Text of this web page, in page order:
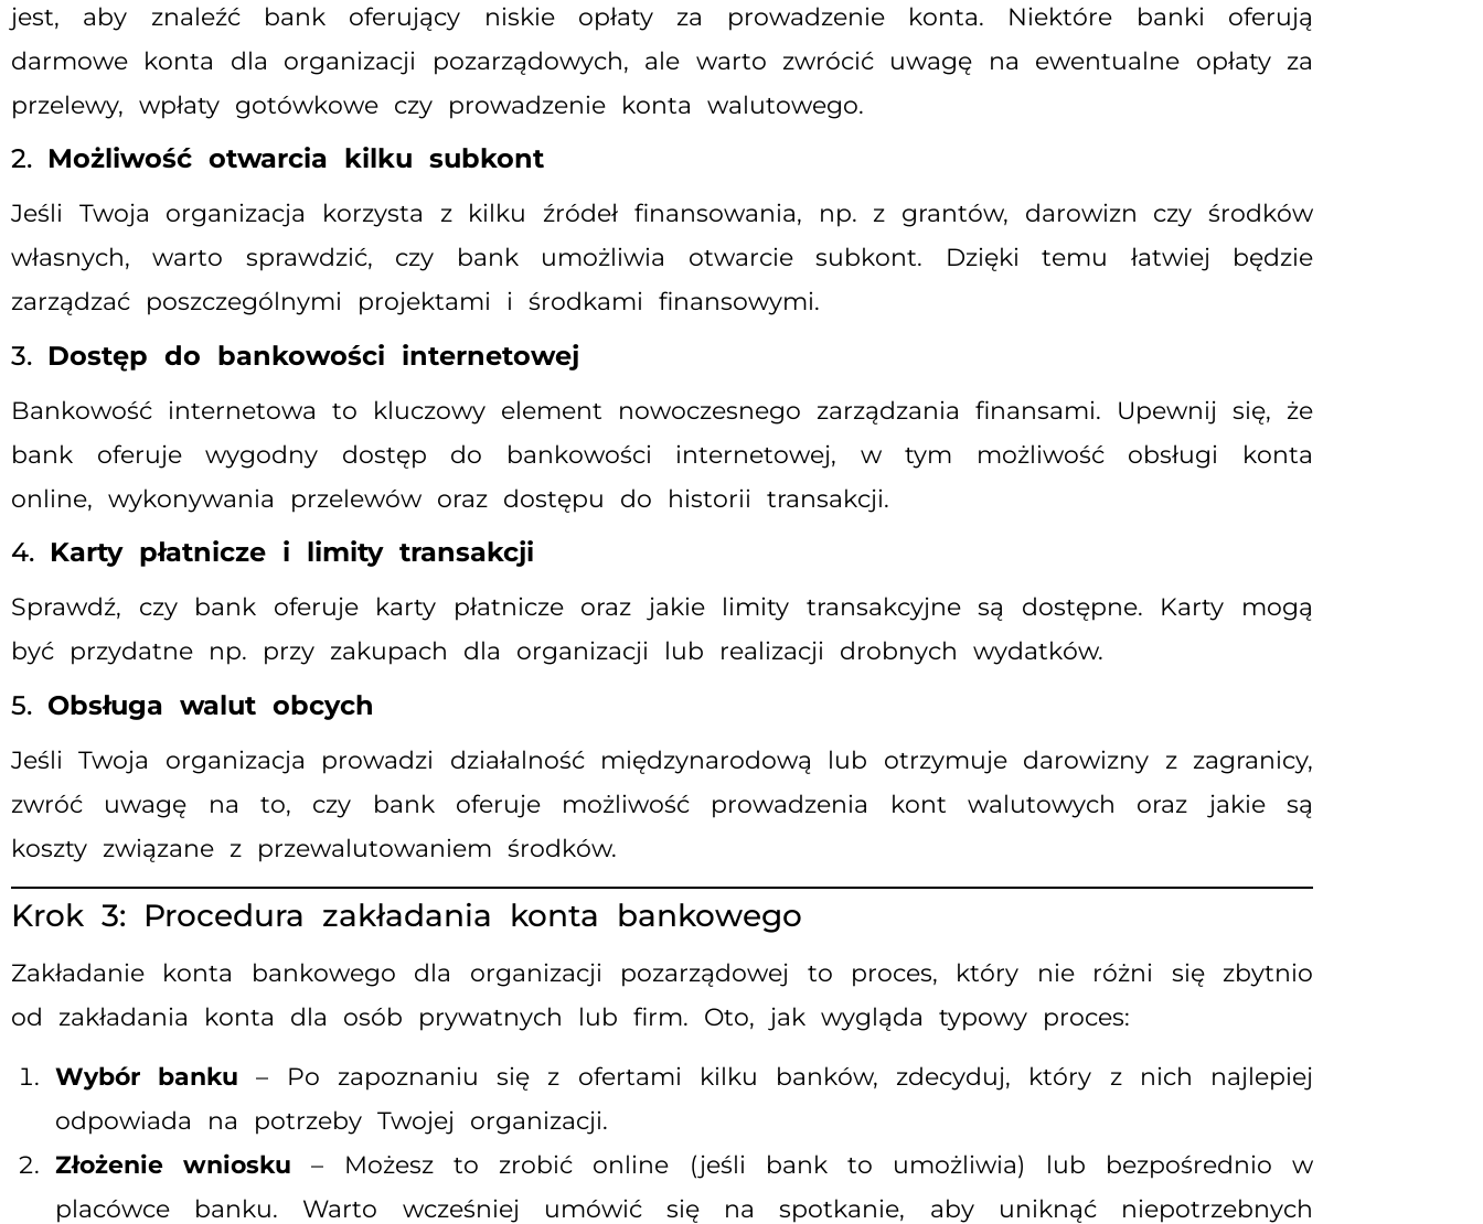
jest, aby znaleźć bank oferujący niskie opłaty za prowadzenie konta. Niektóre banki oferują
darmowe konta dla organizacji pozarządowych, ale warto zwrócić uwagę na ewentualne opłaty za
przelewy, wpłaty gotówkowe czy prowadzenie konta walutowego.
2. Możliwość otwarcia kilku subkont
Jeśli Twoja organizacja korzysta z kilku źródeł finansowania, np. z grantów, darowizn czy środków
własnych, warto sprawdzić, czy bank umożliwia otwarcie subkont. Dzięki temu łatwiej będzie
zarządzać poszczególnymi projektami i środkami finansowymi.
3. Dostęp do bankowości internetowej
Bankowość internetowa to kluczowy element nowoczesnego zarządzania finansami. Upewnij się, że
bank oferuje wygodny dostęp do bankowości internetowej, w tym możliwość obsługi konta
online, wykonywania przelewów oraz dostępu do historii transakcji.
4. Karty płatnicze i limity transakcji
Sprawdź, czy bank oferuje karty płatnicze oraz jakie limity transakcyjne są dostępne. Karty mogą
być przydatne np. przy zakupach dla organizacji lub realizacji drobnych wydatków.
5. Obsługa walut obcych
Jeśli Twoja organizacja prowadzi działalność międzynarodową lub otrzymuje darowizny z zagranicy,
zwróć uwagę na to, czy bank oferuje możliwość prowadzenia kont walutowych oraz jakie są
koszty związane z przewalutowaniem środków.
Krok 3: Procedura zakładania konta bankowego
Zakładanie konta bankowego dla organizacji pozarządowej to proces, który nie różni się zbytnio
od zakładania konta dla osób prywatnych lub firm. Oto, jak wygląda typowy proces:
Wybór banku – Po zapoznaniu się z ofertami kilku banków, zdecyduj, który z nich najlepiej
odpowiada na potrzeby Twojej organizacji.
Złożenie wniosku – Możesz to zrobić online (jeśli bank to umożliwia) lub bezpośrednio w
placówce banku. Warto wcześniej umówić się na spotkanie, aby uniknąć niepotrzebnych